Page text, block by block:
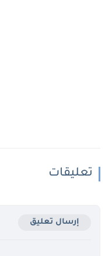
تعليقات
إرسال تعليق